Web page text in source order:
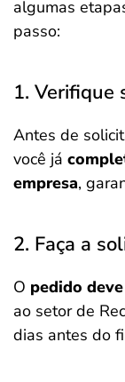
algumas
passo:
1. Verifique
Antes de
você já
empresa,
2. Faça a
O pedido
ao setor de
dias antes do